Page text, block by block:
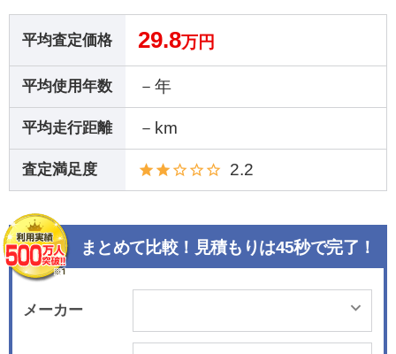
平均査定価格 29.8万円
平均使用年数 －年
平均走行距離 －km
査定満足度 2.2
まとめて比較！見積もりは45秒で完了！
メーカー